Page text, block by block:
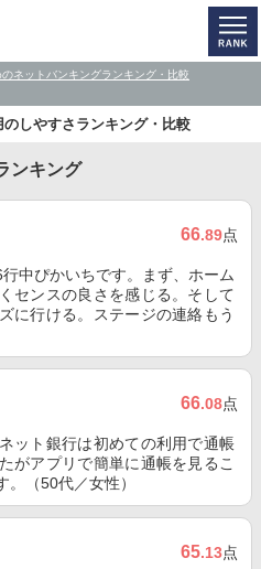
のネットバンキングランキング・比較
のしやすさランキング・比較
ンキング
66.89点
中ぴかいちです。まず、ホーム
センスの良さを感じる。そして
に行ける。ステージの連絡もう
66.08点
ット銀行は初めての利用で通帳
がアプリで簡単に通帳を見るこ
（50代／女性）
65.13点